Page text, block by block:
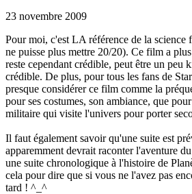
23 novembre 2009
Pour moi, c'est LA référence de la science
ne puisse plus mettre 20/20). Ce film a
reste cependant crédible, peut être un peu
crédible. De plus, pour tous les fans de
presque considérer ce film comme la
pour ses costumes, son ambiance, que
militaire qui visite l'univers pour porter
Il faut également savoir qu'une suite est
apparemment devrait raconter l'aventure
une suite chronologique à l'histoire de
cela pour dire que si vous ne l'avez pas
tard ! ^_^